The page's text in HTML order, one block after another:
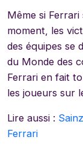
Même si
moment, les
des équipes se
du Monde des
Ferrari en fait
les joueurs sur
Lire aussi :
Ferrari